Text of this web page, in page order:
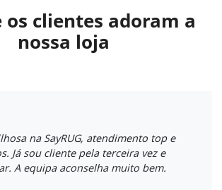
os clientes adoram a
nossa loja
na SayRUG, atendimento top e
Já sou cliente pela terceira vez e
A equipa aconselha muito bem.